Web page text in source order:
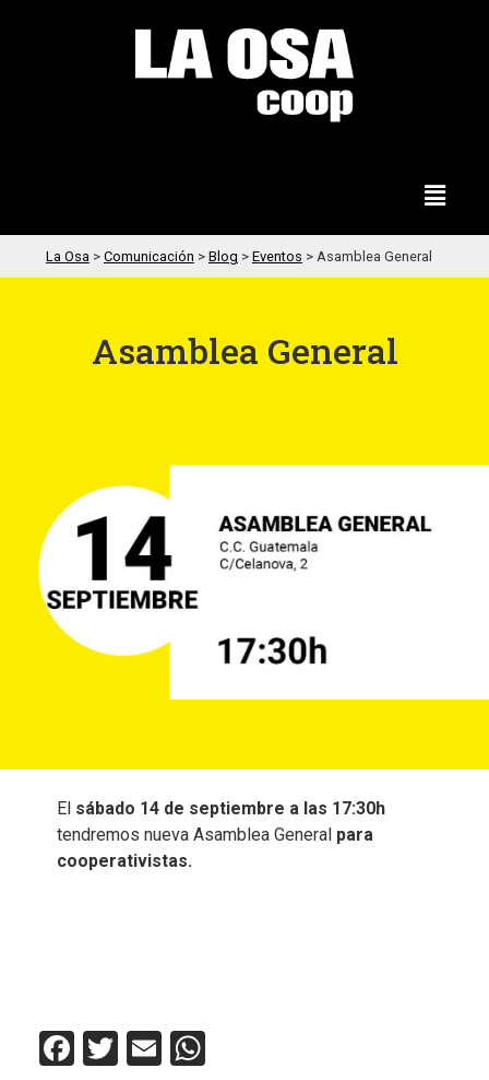
La Osa > Comunicación > Blog > Eventos > Asamblea General
Asamblea General
El sábado 14 de septiembre a las 17:30h
tendremos nueva Asamblea General para
cooperativistas.
Facebook
Twitter
Email